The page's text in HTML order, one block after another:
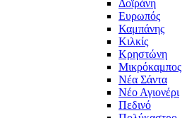
Δοϊράνη
Ευρωπός
Καμπάνης
Κιλκίς
Κρηστώνη
Μικρόκαμπος
Νέα Σάντα
Νέο Αγιονέρι
Πεδινό